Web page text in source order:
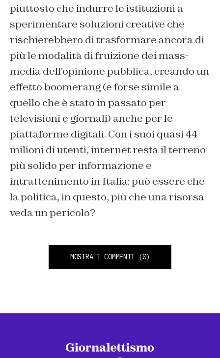
piuttosto che indurre le istituzioni a
sperimentare soluzioni creative che
rischierebbero di trasformare ancora di
più le modalità di fruizione dei mass-
media dell’opinione pubblica, creando un
effetto boomerang (e forse simile a
quello che è stato in passato per
televisioni e giornali) anche per le
piattaforme digitali. Con i suoi quasi 44
milioni di utenti, internet resta il terreno
più solido per informazione e
intrattenimento in Italia: può essere che
la politica, in questo, più che una risorsa
veda un pericolo?
MOSTRA I COMMENTI (0)